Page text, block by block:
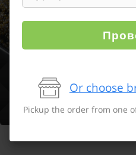
Or choose
Pickup the order from one